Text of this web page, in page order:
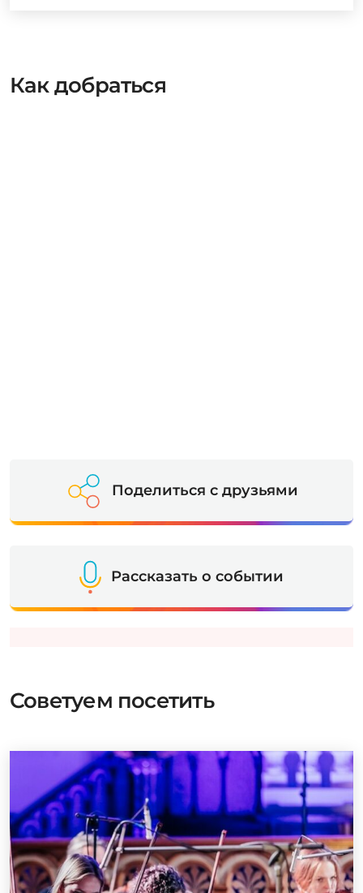
Как добраться
Поделиться с друзьями
Рассказать о событии
Советуем посетить